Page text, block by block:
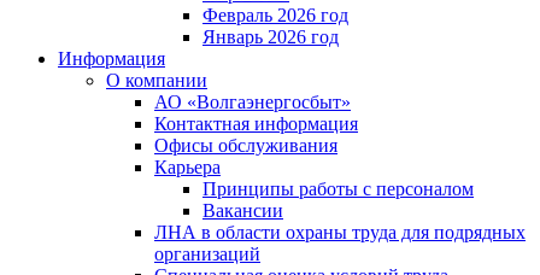
Февраль 2026 год
Январь 2026 год
Информация
О компании
АО «Волгаэнергосбыт»
Контактная информация
Офисы обслуживания
Карьера
Принципы работы с персоналом
Вакансии
ЛНА в области охраны труда для подрядных
организаций